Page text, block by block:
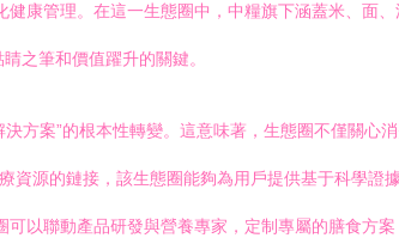
康管理。在這一生態圈中，中糧旗下涵蓋米、面
之筆和價值躍升的關鍵。
方案”的根本性轉變。這意味著，生態圈不僅關心
源的鏈接，該生態圈能夠為用戶提供基于科學
以聯動產品研發與營養專家，定制專屬的膳食方